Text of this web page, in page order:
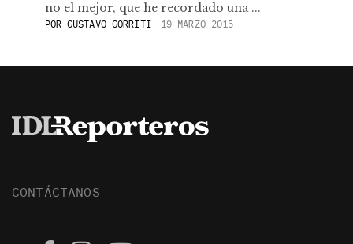
no el mejor, que he recordado una ...
POR GUSTAVO GORRITI 19 MARZO 2015
CONTÁCTANOS